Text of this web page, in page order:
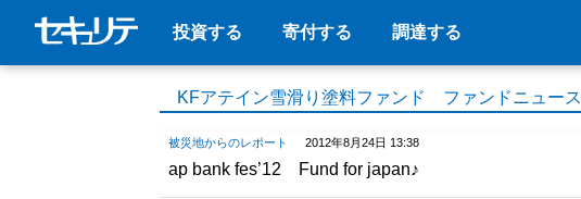
投資する 寄付する 調達する
KFアテイン雪滑り塗料ファンド ファンドニュース
被災地からのレポート 2012年8月24日 13:38
ap bank fes’12 Fund for japan♪